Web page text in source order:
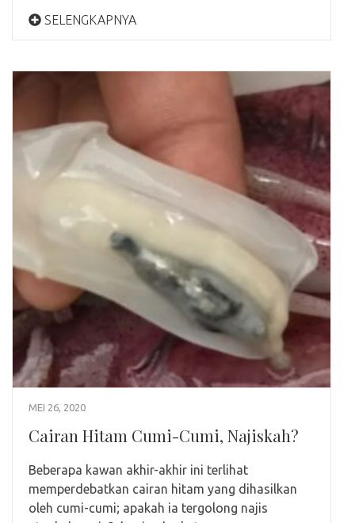
SELENGKAPNYA
MEI 26, 2020
Cairan Hitam Cumi-Cumi, Najiskah?
Beberapa kawan akhir-akhir ini terlihat
memperdebatkan cairan hitam yang dihasilkan
oleh cumi-cumi; apakah ia tergolong najis